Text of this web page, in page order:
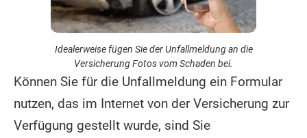
Idealerweise fügen Sie der Unfallmeldung an die
Versicherung Fotos vom Schaden bei.
Können Sie für die Unfallmeldung ein Formular
nutzen, das im Internet von der Versicherung zur
Verfügung gestellt wurde, sind Sie